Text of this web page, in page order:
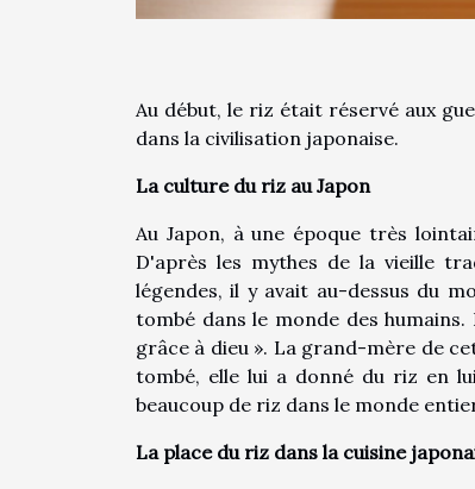
Au début, le riz était réservé aux
dans la civilisation japonaise.
La culture du riz au Japon
Au Japon, à une époque très
D'après les mythes de la vieille
légendes, il y avait au-dessus du
tombé dans le monde des
grâce à dieu ». La grand-mère de
tombé, elle lui a donné du riz en
beaucoup de riz dans le monde
La place du riz dans la cuisine